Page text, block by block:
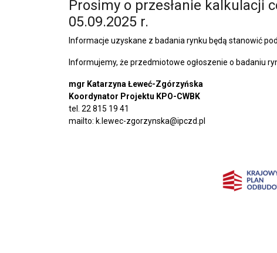
Prosimy o przesłanie kalkulacji
05.09.2025 r.
Informacje uzyskane z badania rynku będą stanowić
Informujemy, że przedmiotowe ogłoszenie o badaniu
mgr Katarzyna Łeweć-Zgórzyńska
Koordynator Projektu KPO-CWBK
tel. 22 815 19 41
mailto: k.lewec-zgorzynska@ipczd.pl